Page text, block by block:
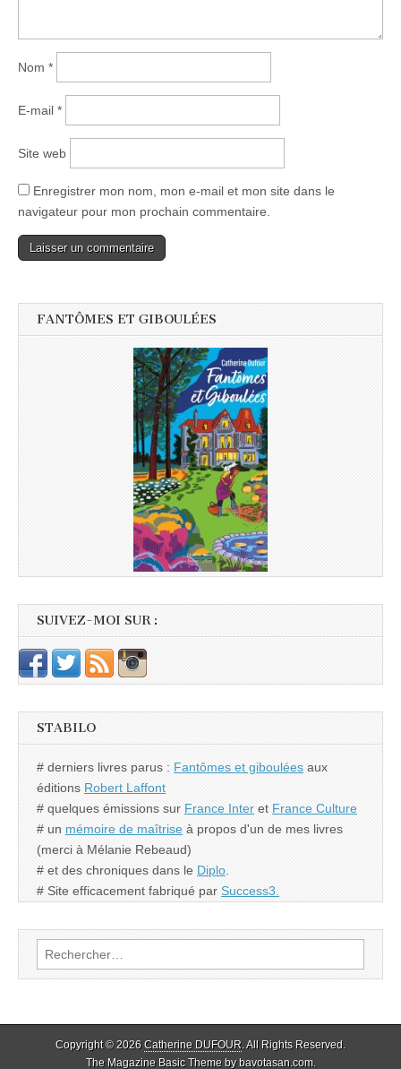
Nom *
E-mail *
Site web
Enregistrer mon nom, mon e-mail et mon site dans le
navigateur pour mon prochain commentaire.
FANTÔMES ET GIBOULÉES
SUIVEZ-MOI SUR :
STABILO
# derniers livres parus : Fantômes et giboulées aux
éditions Robert Laffont
# quelques émissions sur France Inter et France Culture
# un mémoire de maîtrise à propos d'un de mes livres
(merci à Mélanie Rebeaud)
# et des chroniques dans le Diplo
# Site efficacement fabriqué par Success3.
Rechercher :
Copyright © 2026 Catherine DUFOUR. All Rights Reserved.
The Magazine Basic Theme bybavotasan.com.